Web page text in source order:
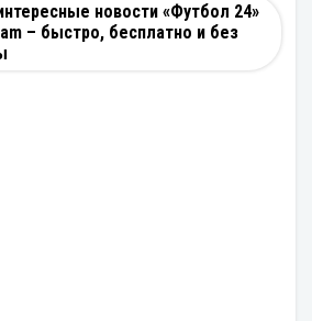
новости «Футбол 24»
– быстро, бесплатно и без